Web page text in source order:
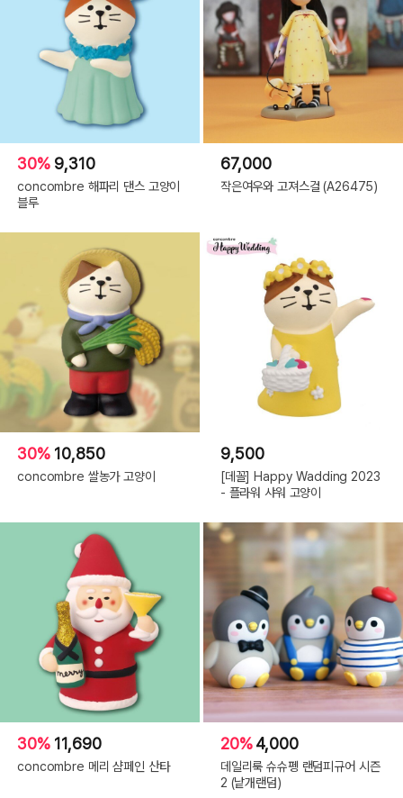
30% 9,310
concombre 해파리 댄스 고양이
블루
67,000
작은여우와 고져스걸 (A26475)
30% 10,850
concombre 쌀농가 고양이
9,500
[데꼴] Happy Wadding 2023
- 플라워 샤워 고양이
30% 11,690
concombre 메리 샴페인 산타
20%4,000
데일리룩 슈슈펭 랜덤피규어 시즌
2 (낱개랜덤)